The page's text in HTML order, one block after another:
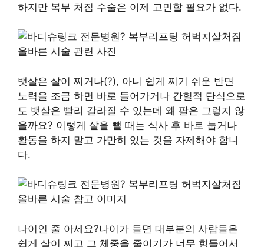
하지만 복부 처짐 수술은 이제 고민할 필요가 없다.
뱃살은 살이 찌거나(?), 아니 쉽게 찌기 쉬운 반면
노력을 조금 하면 바로 들어가거나 간헐적 단식으로
도 뱃살은 빨리 갈라질 수 있는데 왜 팔은 그렇지 않
을까요? 이렇게 살을 뺄 때는 식사 후 바로 눕거나
활동을 하지 말고 가만히 있는 것을 자제해야 합니
다.
나이인 줄 아세요?나이가 들면 대부분의 사람들은
쉽게 살이 찌고 그 체중을 줄이기가 너무 힘들어서